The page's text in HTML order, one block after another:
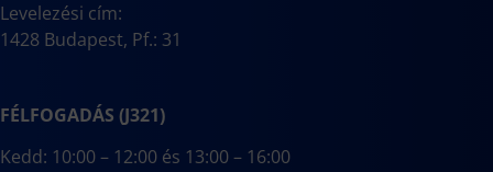
Levelezési cím:
1428 Budapest, Pf.: 31
FÉLFOGADÁS (J321)
Kedd: 10:00 – 12:00 és 13:00 – 16:00